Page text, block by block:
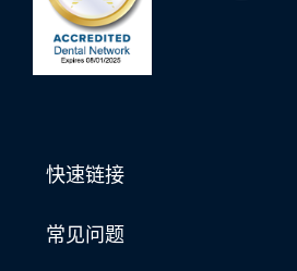
快速链接
常见问题